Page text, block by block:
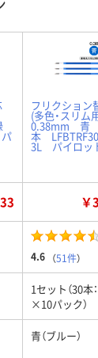
フリクション
(多色・スリ
0.38mm 青
本
3L パイロッ
￥
4.6 （51件）
1セット（30本
×10パック）
青（ブルー）